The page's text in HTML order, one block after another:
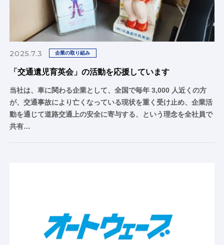
2025.7.3 企業の取り組み
「交通遺児育英会」の活動を応援しています
当社は、車に関わる企業として、全国で毎年 3,000 人近くの方
が、交通事故により亡くなっている現状を重く受け止め、企業活
動を通じて道路交通上の安全に寄与する、という理念を全社員で
共有…